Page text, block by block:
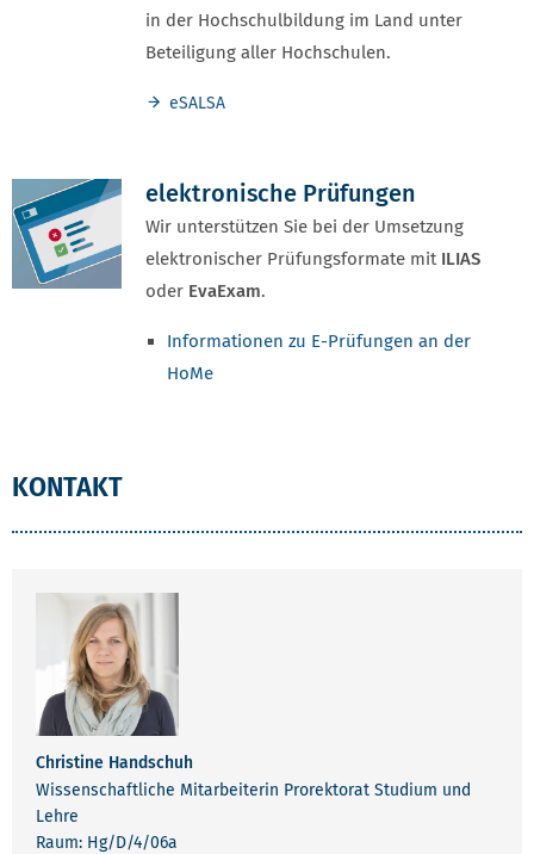
in der Hochschulbildung im Land unter
Beteiligung aller Hochschulen.
eSALSA
elektronische Prüfungen
Wir unterstützen Sie bei der Umsetzung
elektronischer Prüfungsformate mit ILIAS
oder EvaExam.
Informationen zu E-Prüfungen an der
HoMe
KONTAKT
Christine Handschuh
Wissenschaftliche Mitarbeiterin Prorektorat Studium und
Lehre
Raum: Hg/D/4/06a